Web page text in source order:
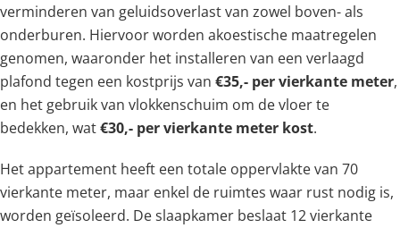
verminderen van geluidsoverlast van zowel boven- als
onderburen. Hiervoor worden akoestische maatregelen
genomen, waaronder het installeren van een verlaagd
plafond tegen een kostprijs van €35,- per vierkante meter,
en het gebruik van vlokkenschuim om de vloer te
bedekken, wat€30,- per vierkante meter kost.
Het appartement heeft een totale oppervlakte van 70
vierkante meter, maar enkel de ruimtes waar rust nodig is,
worden geïsoleerd. De slaapkamer beslaat 12 vierkante